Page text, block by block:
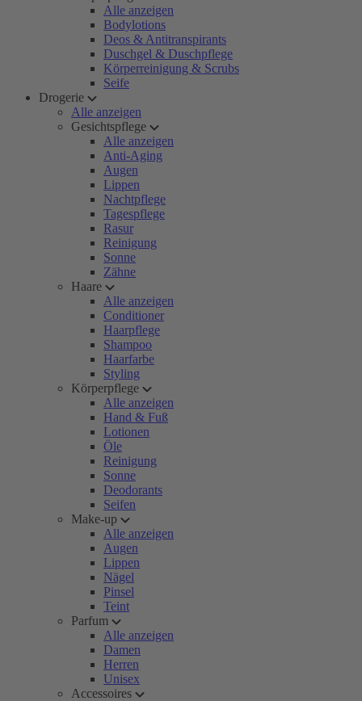
Alle anzeigen
Bodylotions
Deos & Antitranspirants
Duschgel & Duschpflege
Körperreinigung & Scrubs
Seife
Drogerie
Alle anzeigen
Gesichtspflege
Alle anzeigen
Anti-Aging
Augen
Lippen
Nachtpflege
Tagespflege
Rasur
Reinigung
Sonne
Zähne
Haare
Alle anzeigen
Conditioner
Haarpflege
Shampoo
Haarfarbe
Styling
Körperpflege
Alle anzeigen
Hand & Fuß
Lotionen
Öle
Reinigung
Sonne
Deodorants
Seifen
Make-up
Alle anzeigen
Augen
Lippen
Nägel
Pinsel
Teint
Parfum
Alle anzeigen
Damen
Herren
Unisex
Accessoires